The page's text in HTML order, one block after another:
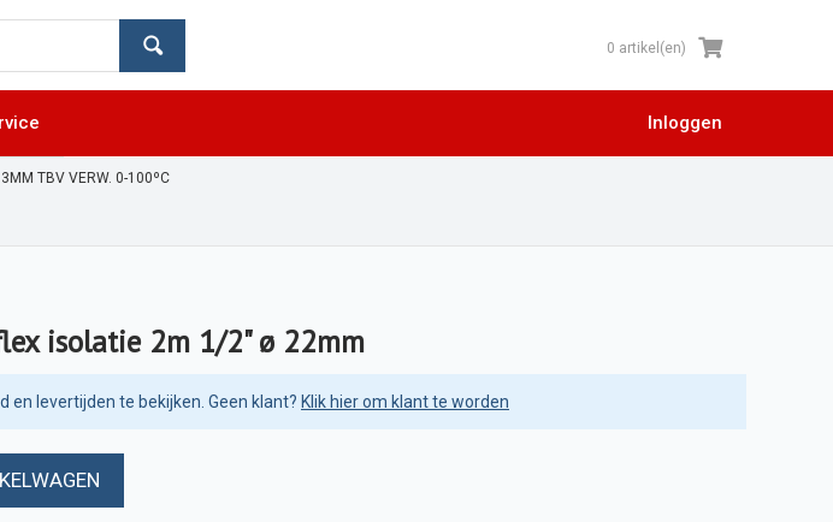
0 artikel(en)
Inloggen
TBV VERW. 0-100ºC
isolatie 2m 1/2" ø 22mm
en levertijden te bekijken. Geen klant? Klik hier om klant te worden